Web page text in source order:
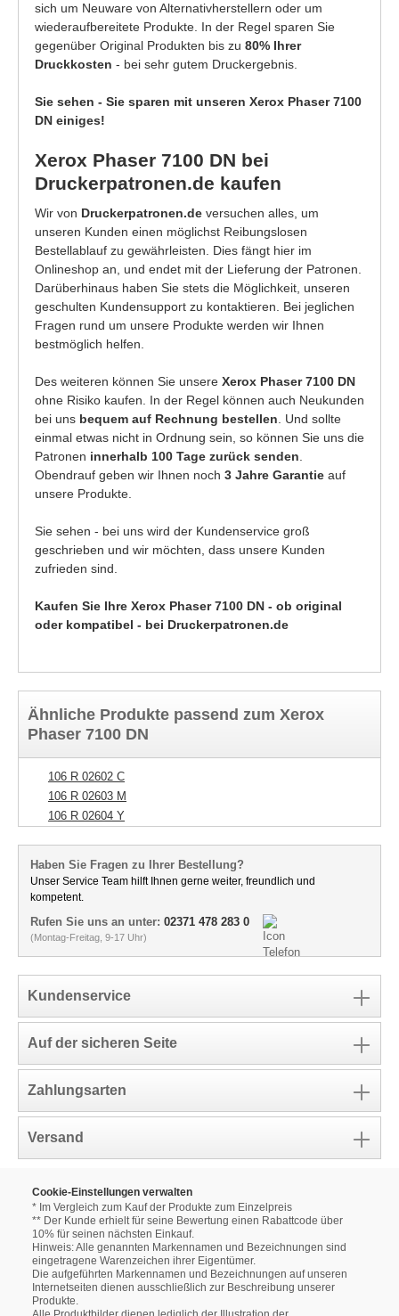
sich um Neuware von Alternativherstellern oder um
wiederaufbereitete Produkte. In der Regel sparen Sie
gegenüber Original Produkten bis zu 80% Ihrer
Druckkosten - bei sehr gutem Druckergebnis.
Sie sehen - Sie sparen mit unseren Xerox Phaser 7100
DN einiges!
Xerox Phaser 7100 DN bei
Druckerpatronen.de kaufen
Wir von Druckerpatronen.de versuchen alles, um
unseren Kunden einen möglichst Reibungslosen
Bestellablauf zu gewährleisten. Dies fängt hier im
Onlineshop an, und endet mit der Lieferung der Patronen.
Darüberhinaus haben Sie stets die Möglichkeit, unseren
geschulten Kundensupport zu kontaktieren. Bei jeglichen
Fragen rund um unsere Produkte werden wir Ihnen
bestmöglich helfen.
Des weiteren können Sie unsere Xerox Phaser 7100 DN
ohne Risiko kaufen. In der Regel können auch Neukunden
bei uns bequem auf Rechnung bestellen . Und sollte
einmal etwas nicht in Ordnung sein, so können Sie uns die
Patronen innerhalb 100 Tage zurück senden
Obendrauf geben wir Ihnen noch 3 Jahre Garantie auf
unsere Produkte.
Sie sehen - bei uns wird der Kundenservice groß
geschrieben und wir möchten, dass unsere Kunden
zufrieden sind.
Kaufen Sie Ihre Xerox Phaser 7100 DN - ob original
oder kompatibel - bei Druckerpatronen.de
Ähnliche Produkte passend zum Xerox
Phaser 7100 DN
106 R 02602 C
106 R 02603 M
106 R 02604 Y
Haben Sie Fragen zu Ihrer Bestellung?
Unser Service Team hilft Ihnen gerne weiter, freundlich und
kompetent.
Rufen Sie uns an unter: 02371 478 283 0
(Montag-Freitag, 9-17 Uhr)
Kundenservice
Auf der sicheren Seite
Zahlungsarten
Versand
Cookie-Einstellungen verwalten
* Im Vergleich zum Kauf der Produkte zum Einzelpreis
** Der Kunde erhielt für seine Bewertung einen Rabattcode über
10% für seinen nächsten Einkauf.
Hinweis: Alle genannten Markennamen und Bezeichnungen sind
eingetragene Warenzeichen ihrer Eigentümer.
Die aufgeführten Markennamen und Bezeichnungen auf unseren
Internetseiten dienen ausschließlich zur Beschreibung unserer
Produkte.